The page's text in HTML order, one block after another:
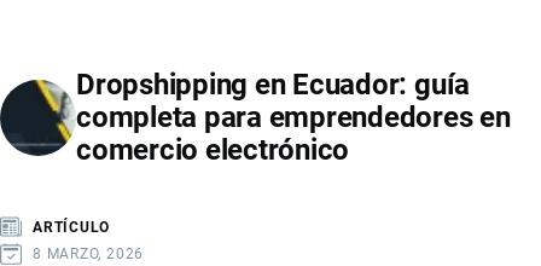
2026:
SEÑALES
DE
ESTABILIDAD
Dropshipping en Ecuador: guía
completa para emprendedores en
comercio electrónico
ARTÍCULO
8 MARZO, 2026